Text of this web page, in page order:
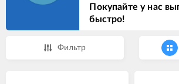
Покупайте у нас
быстро!
Фильтр